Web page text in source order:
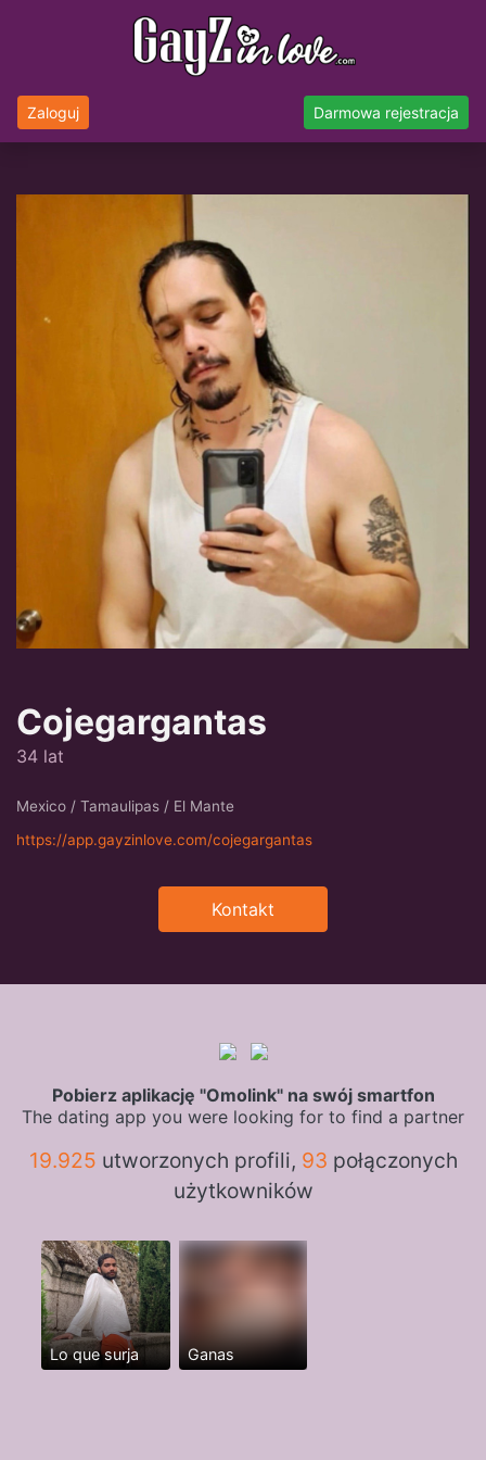
Zaloguj Darmowa rejestracja
Cojegargantas
34 lat
Mexico / Tamaulipas / El Mante
https://app.gayzinlove.com/cojegargantas
Kontakt
Pobierz aplikację "Omolink" na swój smartfon
The dating app you were looking for to find a partner
19.925 utworzonych profili, 93 połączonych
użytkowników
Lo que surja Ganas